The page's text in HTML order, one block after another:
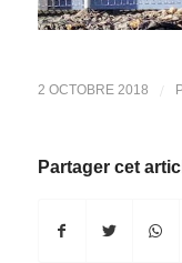
2 OCTOBRE 2018 /
Partager cet